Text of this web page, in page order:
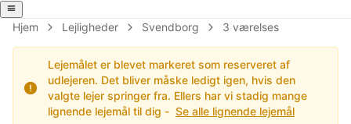
Hjem Lejligheder Svendborg 3 værelses
Lejemålet er blevet markeret som reserveret af
udlejeren. Det bliver måske ledigt igen, hvis den
valgte lejer springer fra. Ellers har vi stadig mange
lignende lejemål til dig - Se alle lignende lejemål